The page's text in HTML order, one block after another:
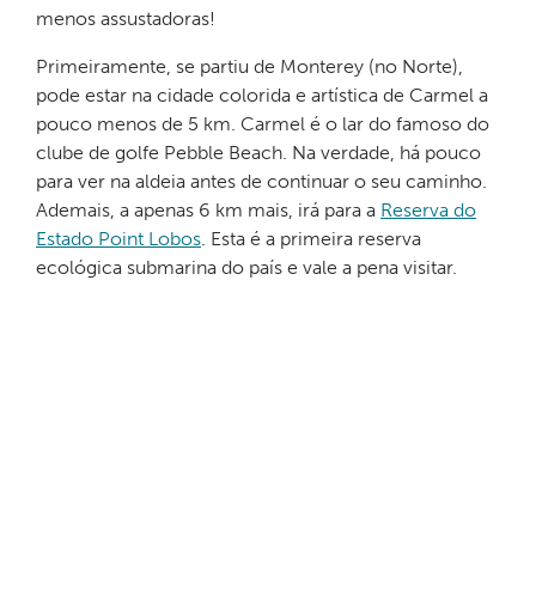
menos assustadoras!
Primeiramente, se partiu de Monterey (no Norte),
pode estar na cidade colorida e artística de Carmel a
pouco menos de 5 km. Carmel é o lar do famoso do
clube de golfe Pebble Beach. Na verdade, há pouco
para ver na aldeia antes de continuar o seu caminho.
Ademais, a apenas 6 km mais, irá para a Reserva do
Estado Point Lobos. Esta é a primeira reserva
ecológica submarina do país e vale a pena visitar.